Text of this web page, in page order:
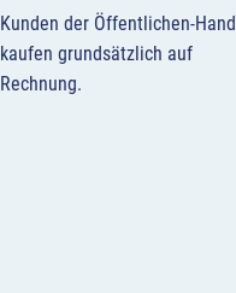
Kunden der Öffentlichen-Hand
kaufen grundsätzlich auf
Rechnung.